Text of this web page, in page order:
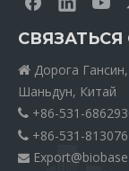
 Дорога
Шаньдун, Китай
 +86-531-
 +86-531-
